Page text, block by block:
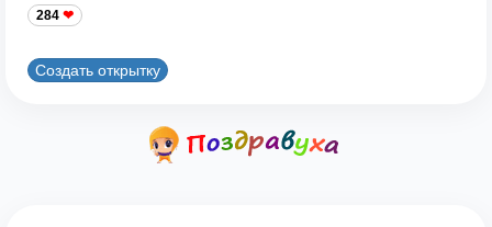
284
Создать открытку